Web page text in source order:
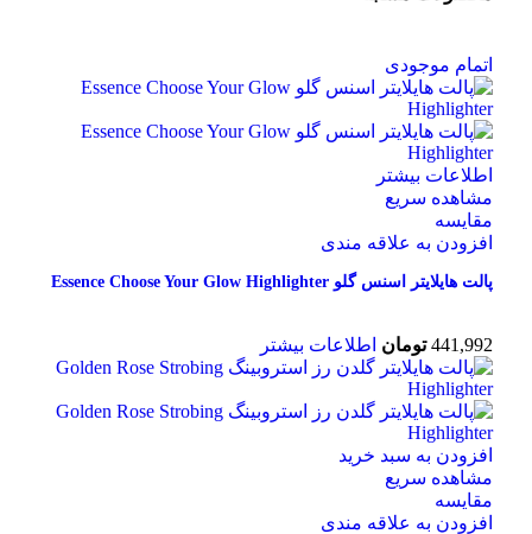
اتمام موجودی
اطلاعات بیشتر
مشاهده سریع
مقایسه
افزودن به علاقه مندی
پالت هایلایتر اسنس گلو Essence Choose Your Glow Highlighter
441,992 تومان اطلاعات بیشتر
افزودن به سبد خرید
مشاهده سریع
مقایسه
افزودن به علاقه مندی